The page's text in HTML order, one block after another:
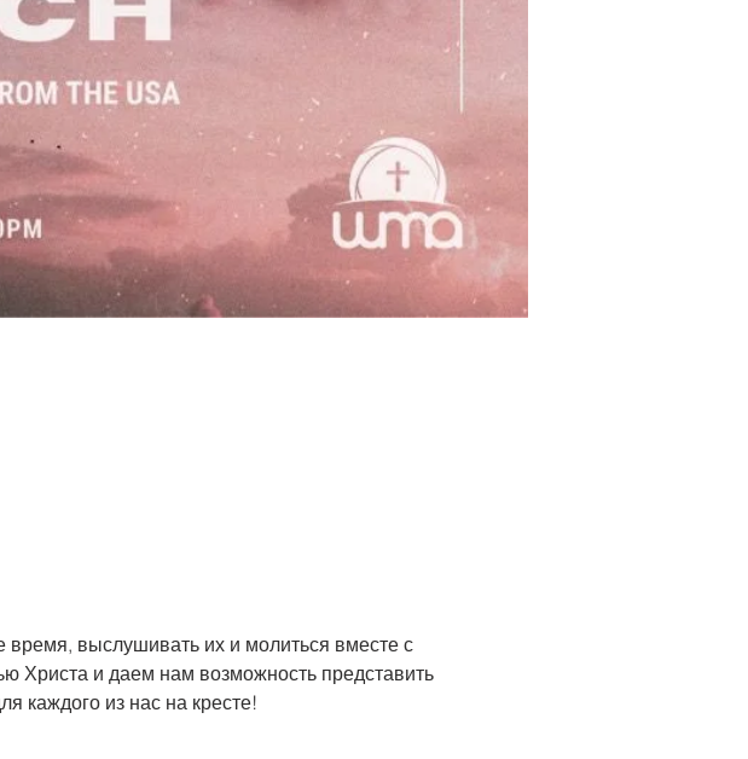
выслушивать их и молиться вместе с
Христа и даем нам возможность представить
каждого из нас на кресте!